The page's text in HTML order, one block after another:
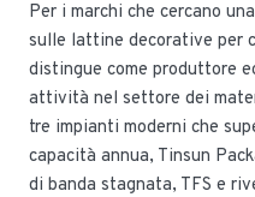
Per i marchi che cercano
sulle lattine decorative per
distingue come produttore
attività nel settore dei
tre impianti moderni che
capacità annua, Tinsun
di banda stagnata, TFS e